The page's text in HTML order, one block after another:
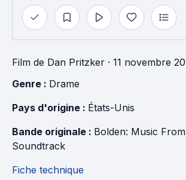
Film de Dan Pritzker · 11 novembre
Genre : Drame
Pays d'origine : États-Unis
Bande originale : Bolden: Music
Soundtrack
Fiche technique